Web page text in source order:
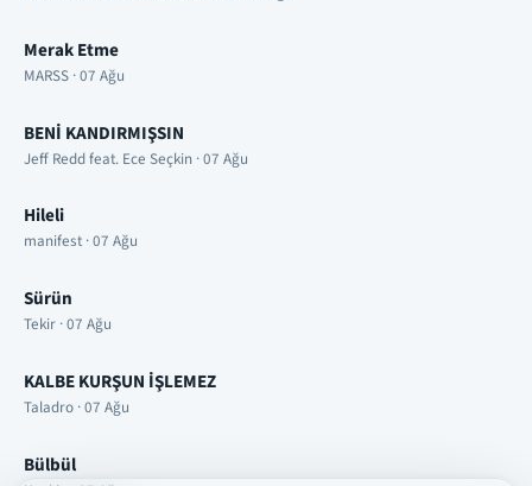
Merak Etme
MARSS · 07 Ağu
BENİ KANDIRMIŞSIN
Jeff Redd feat. Ece Seçkin · 07 Ağu
Hileli
manifest · 07 Ağu
Sürün
Tekir · 07 Ağu
KALBE KURŞUN İŞLEMEZ
Taladro · 07 Ağu
Bülbül